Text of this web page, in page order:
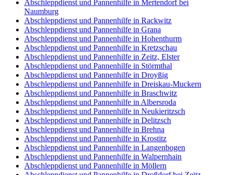
Abschleppdienst und Pannenhilfe in Mertendorf bei
Naumburg
Abschleppdienst und Pannenhilfe in Rackwitz
Abschleppdienst und Pannenhilfe in Grana
Abschleppdienst und Pannenhilfe in Hohenthurm
Abschleppdienst und Pannenhilfe in Kretzschau
Abschleppdienst und Pannenhilfe in Zeitz, Elster
Abschleppdienst und Pannenhilfe in Störmthal
Abschleppdienst und Pannenhilfe in Droyßig
Abschleppdienst und Pannenhilfe in Dreiskau-Muckern
Abschleppdienst und Pannenhilfe in Braschwitz
Abschleppdienst und Pannenhilfe in Albersroda
Abschleppdienst und Pannenhilfe in Neukieritzsch
Abschleppdienst und Pannenhilfe in Delitzsch
Abschleppdienst und Pannenhilfe in Brehna
Abschleppdienst und Pannenhilfe in Krostitz
Abschleppdienst und Pannenhilfe in Langenbogen
Abschleppdienst und Pannenhilfe in Walpernhain
Abschleppdienst und Pannenhilfe in Möllern